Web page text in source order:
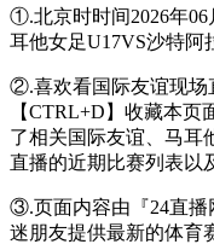
①.北京时时间2026年06
耳他女足U17VS沙特阿
②.喜欢看国际友谊现场
【CTRL+D】收藏本页
了相关国际友谊、马耳
直播的近期比赛列表以
③.页面内容由『24直播
迷朋友提供最新的体育